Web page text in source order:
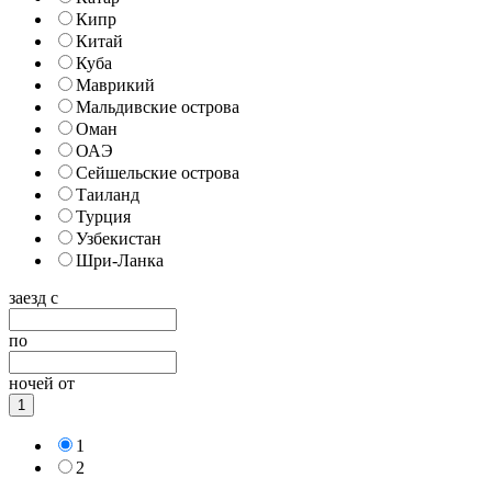
Кипр
Китай
Куба
Маврикий
Мальдивские острова
Оман
ОАЭ
Сейшельские острова
Таиланд
Турция
Узбекистан
Шри-Ланка
заезд с
по
ночей от
1
1
2